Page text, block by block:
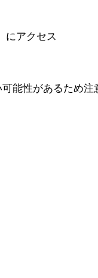
にアクセス
能性があるため注